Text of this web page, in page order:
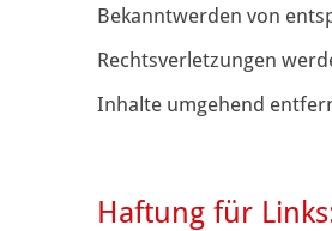
Bekanntwerden von
Rechtsverletzungen
Inhalte umgehend
Haftung für